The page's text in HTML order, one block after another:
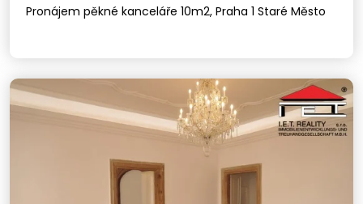
Pronájem pěkné kanceláře 10m2, Praha 1 Staré Město